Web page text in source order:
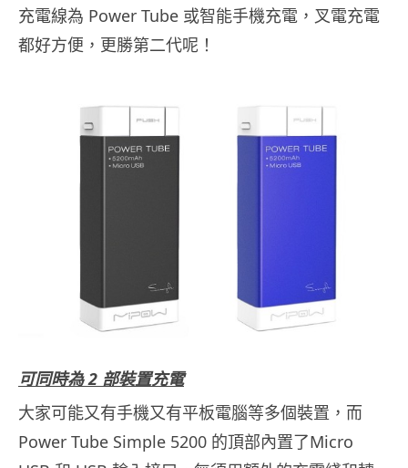
充電線為 Power Tube 或智能手機充電，叉電充電
都好方便，更勝第二代呢！
可同時為 2 部裝置充電
大家可能又有手機又有平板電腦等多個裝置，而
Power Tube Simple 5200 的頂部內置了Micro